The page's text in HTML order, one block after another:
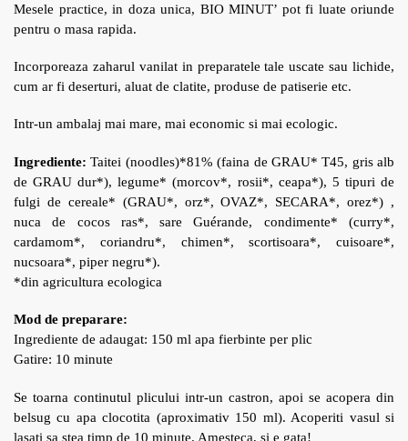
Mesele practice, in doza unica, BIO MINUT’ pot fi luate oriunde
pentru o masa rapida.
Incorporeaza zaharul vanilat in preparatele tale uscate sau lichide,
cum ar fi deserturi, aluat de clatite, produse de patiserie etc.
Intr-un ambalaj mai mare, mai economic si mai ecologic.
Ingrediente:Taitei (noodles)*81% (faina de GRAU* T45, gris alb
de GRAU dur*), legume* (morcov*, rosii*, ceapa*), 5 tipuri de
fulgi de cereale* (GRAU*, orz*, OVAZ*, SECARA*, orez*) ,
nuca de cocos ras*, sare Guérande, condimente* (curry*,
cardamom*, coriandru*, chimen*, scortisoara*, cuisoare*,
nucsoara*, piper negru*).
*din agricultura ecologica
Mod de preparare:
Ingrediente de adaugat: 150 ml apa fierbinte per plic
Gatire: 10 minute
Se toarna continutul plicului intr-un castron, apoi se acopera din
belsug cu apa clocotita (aproximativ 150 ml). Acoperiti vasul si
lasati sa stea timp de 10 minute. Amesteca, si e gata!